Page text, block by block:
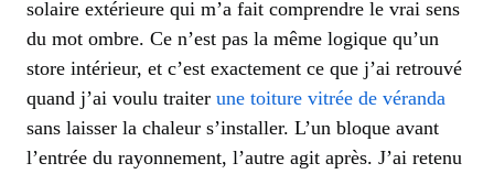
solaire extérieure qui m’a fait comprendre le vrai sens
du mot ombre. Ce n’est pas la même logique qu’un
store intérieur, et c’est exactement ce que j’ai retrouvé
quand j’ai voulu traiter une toiture vitrée de véranda
sans laisser la chaleur s’installer. L’un bloque avant
l’entrée du rayonnement, l’autre agit après. J’ai retenu